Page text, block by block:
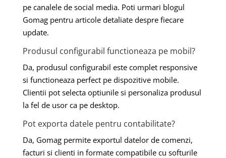
pe canalele de social media. Poti urmari blogul
Gomag pentru articole detaliate despre fiecare
update.
Produsul configurabil functioneaza pe mobil?
Da, produsul configurabil este complet responsive
si functioneaza perfect pe dispozitive mobile.
Clientii pot selecta optiunile si personaliza produsul
la fel de usor ca pe desktop.
Pot exporta datele pentru contabilitate?
Da, Gomag permite exportul datelor de comenzi,
facturi si clienti in formate compatibile cu softurile